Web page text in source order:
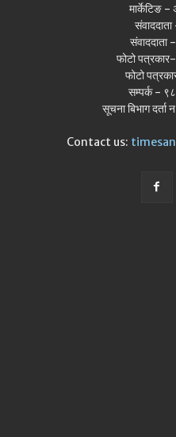
मार्केटिङ -
संवाददाता
संवाददाता
फोटो
फोटो
सम्पर्क -
सूचना बिभाग
Contact us: